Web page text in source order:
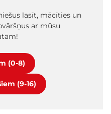
lasīt, mācīties un
ar mūsu
(0-8)
(9-16)